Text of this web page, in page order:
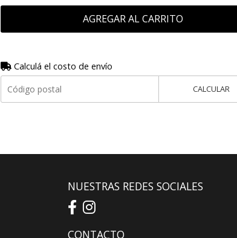
AGREGAR AL CARRITO
Calculá el costo de envío
CALCULAR
NUESTRAS REDES SOCIALES
CONTACTO